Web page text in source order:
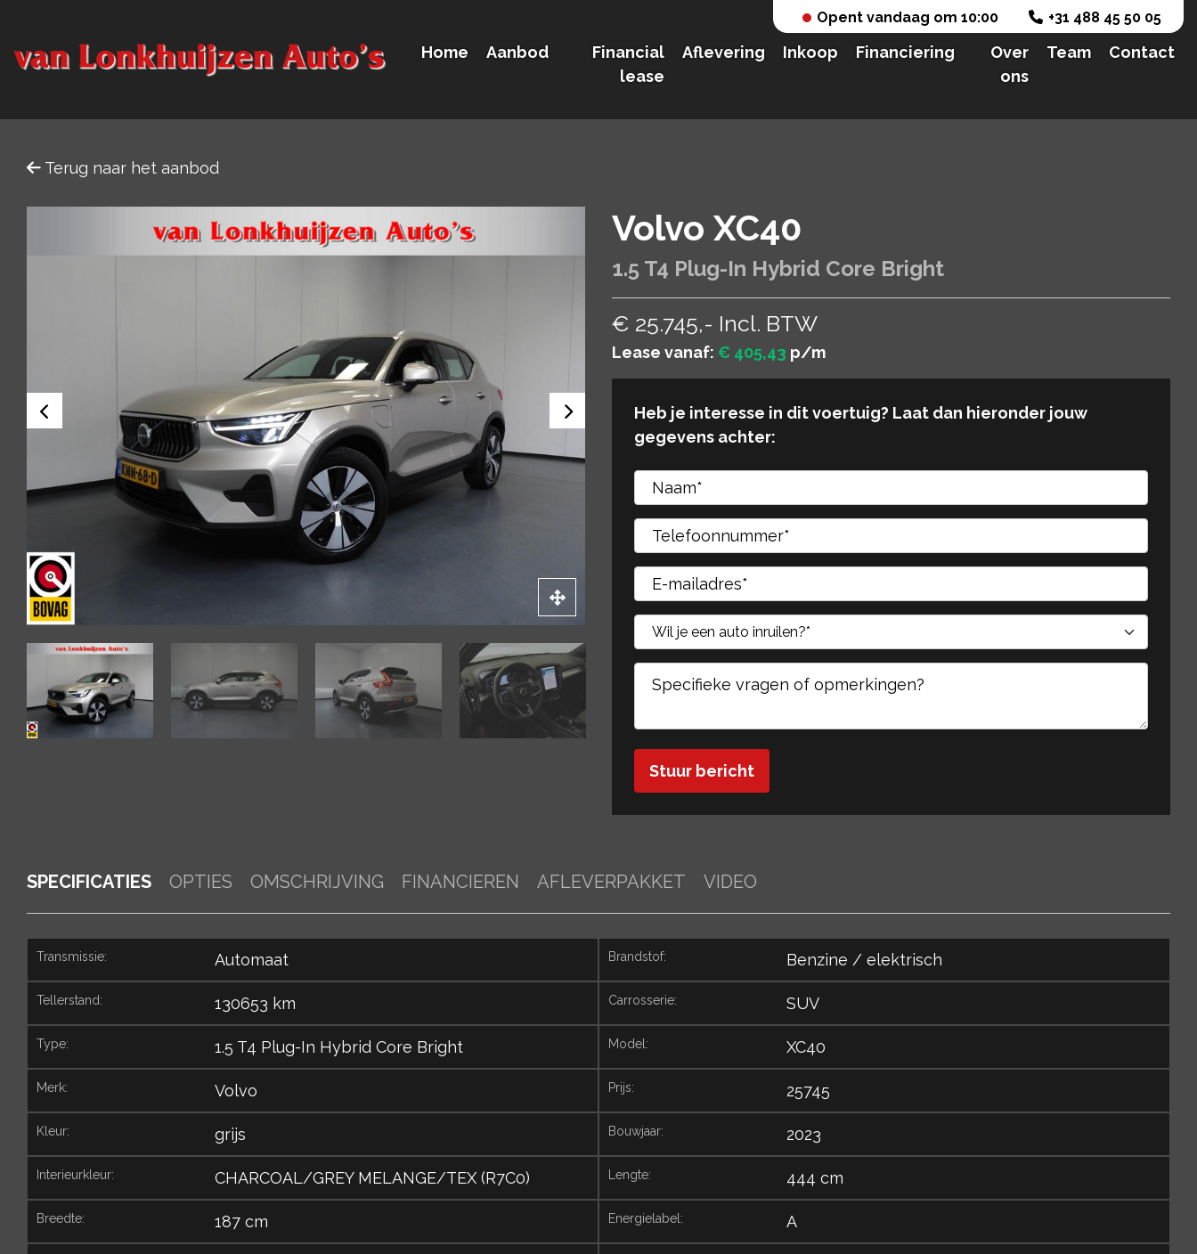
Opent vandaag om 10:00 +31 488 45 50 05
Home Aanbod
Financial
lease
Aflevering Inkoop Financiering
Over
ons
Team Contact
Terug naar het aanbod
Volvo XC40
1.5 T4 Plug-In Hybrid Core Bright
€ 25.745,- Incl. BTW
Lease vanaf: € 405,43 p/m
Heb je interesse in dit voertuig? Laat dan hieronder jouw
gegevens achter:
Gelieve dit veld leeg te laten.
Gelieve dit veld leeg te laten.
SPECIFICATIES OPTIES OMSCHRIJVING FINANCIEREN AFLEVERPAKKET VIDEO
transmissie: Automaat brandstof: Benzine / elektrisch
tellerstand: 130653 km carrosserie: SUV
type: 1.5 T4 Plug-In Hybrid Core Bright model: XC40
merk: Volvo prijs: 25745
kleur: grijs bouwjaar: 2023
interieurkleur: CHARCOAL/GREY MELANGE/TEX (R7C0) lengte: 444 cm
breedte: 187 cm energielabel: A